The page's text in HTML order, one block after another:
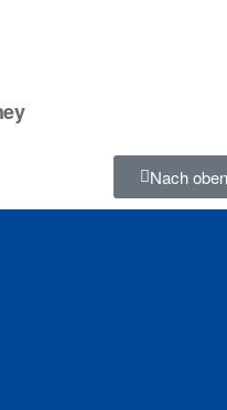
Nach oben